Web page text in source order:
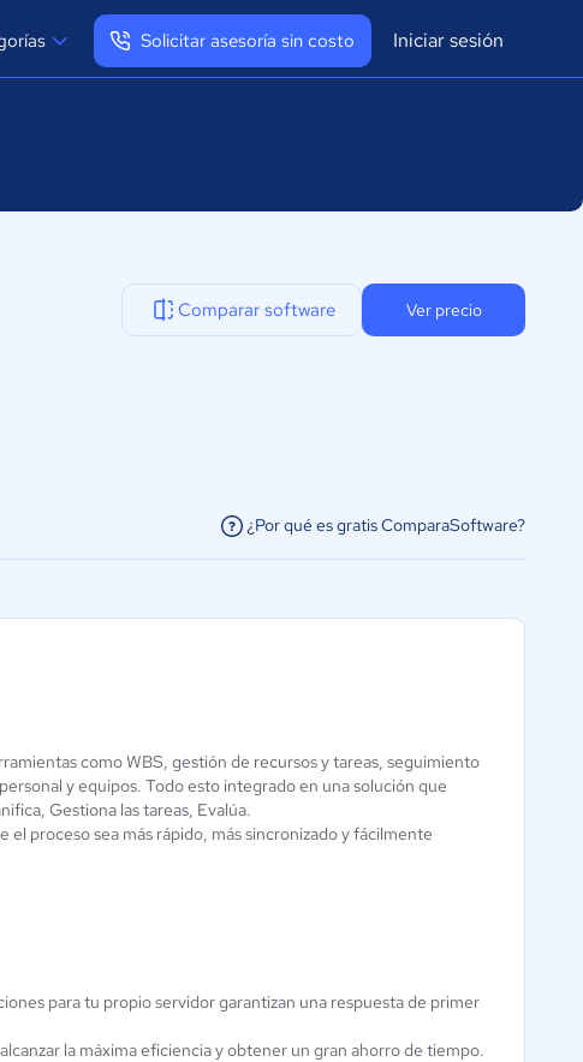
Solicitar asesoría sin costo Iniciar sesión
Comparar software Ver precio
¿Por qué es gratis ComparaSoftware?
Trowelapp
Aún sin
calificación
Zoho Projects
0 / 5
como WBS, gestión de recursos y tareas, seguimiento
y equipos. Todo esto integrado en una solución que
Gestiona las tareas, Evalúa.
proceso sea más rápido, más sincronizado y fácilmente
para tu propio servidor garantizan una respuesta de primer
la máxima eficiencia y obtener un gran ahorro de tiempo.